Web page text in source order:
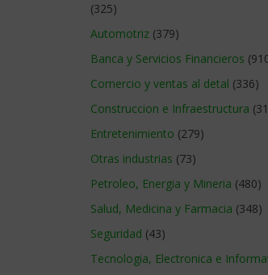
(325)
Automotriz (379)
Banca y Servicios Financieros
Comercio y ventas al detal (336)
Construccion e Infraestructura
Entretenimiento (279)
Otras industrias (73)
Petroleo, Energia y Mineria (480)
Salud, Medicina y Farmacia (348)
Seguridad (43)
Tecnologia, Electronica e